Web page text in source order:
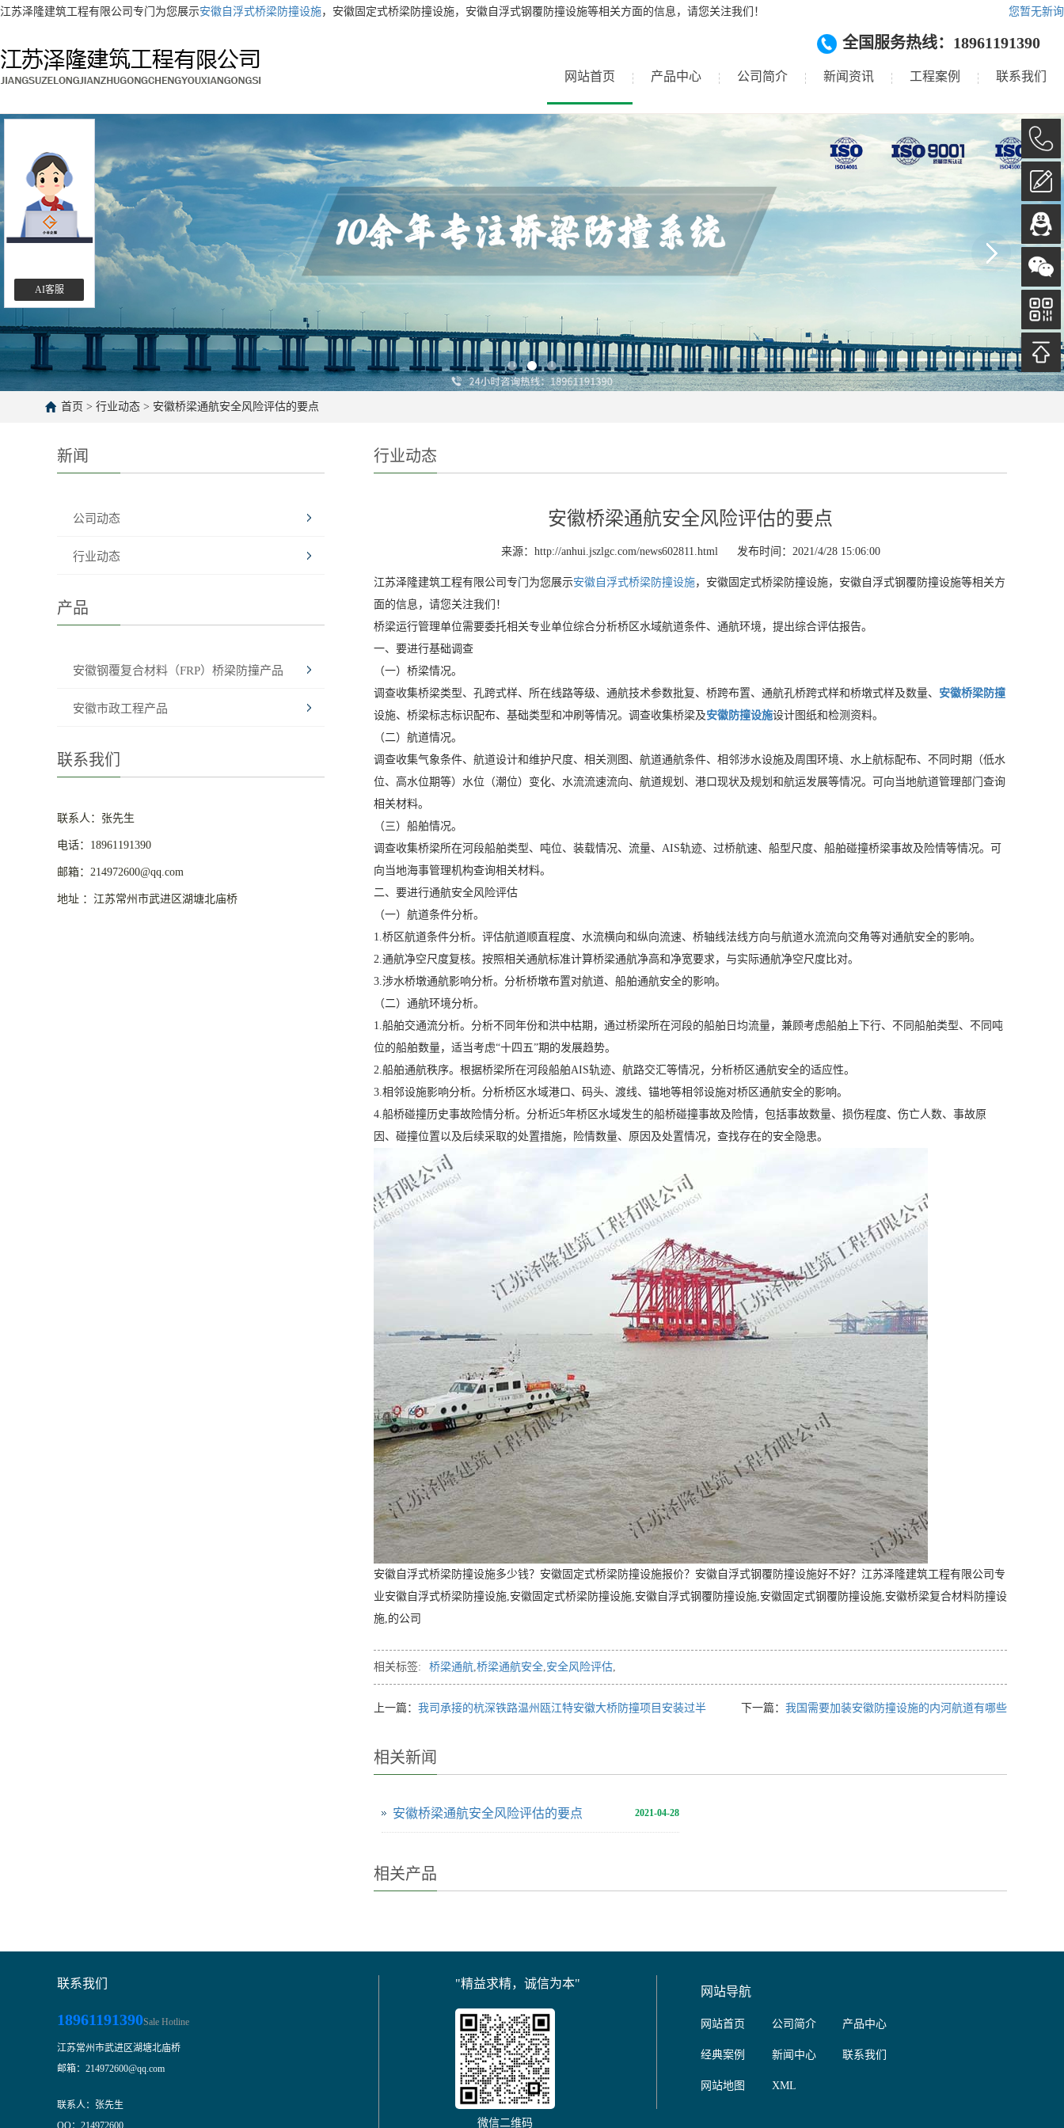
江苏泽隆建筑工程有限公司专门为您展示安徽自浮式桥梁防撞设施，安徽固定式桥梁防撞设施，安徽自浮式钢覆防撞设施等相关方面的信息，请您关注我们！ 您暂无新
网站首页 产品中心 公司简介 新闻资讯 工程案例 联系我们
全国服务热线：18961191390
首页 > 行业动态 > 安徽桥梁通航安全风险评估的要点
新闻
公司动态
行业动态
产品
安徽钢覆复合材料（FRP）桥梁防撞产品
安徽市政工程产品
联系我们
联系人：张先生
电话：18961191390
邮箱：214972600@qq.com
地址 ：江苏常州市武进区湖塘北庙桥
行业动态
安徽桥梁通航安全风险评估的要点
来源：http://anhui.jszlgc.com/news602811.html 发布时间：2021/4/28 15:06:00
江苏泽隆建筑工程有限公司专门为您展示安徽自浮式桥梁防撞设施，安徽固定式桥梁防撞设施，安徽自浮式钢覆防撞设施等相关方
面的信息，请您关注我们！
桥梁运行管理单位需要委托相关专业单位综合分析桥区水域航道条件、通航环境，提出综合评估报告。
一、要进行基础调查
（一）桥梁情况。
调查收集桥梁类型、孔跨式样、所在线路等级、通航技术参数批复、桥跨布置、通航孔桥跨式样和桥墩式样及数量、 安徽桥梁防撞
设施、桥梁标志标识配布、基础类型和冲刷等情况。调查收集桥梁及安徽防撞设施设计图纸和检测资料。
（二）航道情况。
调查收集气象条件、航道设计和维护尺度、相关测图、航道通航条件、相邻涉水设施及周围环境、水上航标配布、不同时期（低水
位、高水位期等）水位（潮位）变化、水流流速流向、航道规划、港口现状及规划和航运发展等情况。可向当地航道管理部门查询
相关材料。
（三）船舶情况。
调查收集桥梁所在河段船舶类型、吨位、装载情况、流量、AIS轨迹、过桥航速、船型尺度、船舶碰撞桥梁事故及险情等情况。可
向当地海事管理机构查询相关材料。
二、要进行通航安全风险评估
（一）航道条件分析。
1.桥区航道条件分析。评估航道顺直程度、水流横向和纵向流速、桥轴线法线方向与航道水流流向交角等对通航安全的影响。
2.通航净空尺度复核。按照相关通航标准计算桥梁通航净高和净宽要求，与实际通航净空尺度比对。
3.涉水桥墩通航影响分析。分析桥墩布置对航道、船舶通航安全的影响。
（二）通航环境分析。
1.船舶交通流分析。分析不同年份和洪中枯期，通过桥梁所在河段的船舶日均流量，兼顾考虑船舶上下行、不同船舶类型、不同吨
位的船舶数量，适当考虑“十四五”期的发展趋势。
2.船舶通航秩序。根据桥梁所在河段船舶AIS轨迹、航路交汇等情况，分析桥区通航安全的适应性。
3.相邻设施影响分析。分析桥区水域港口、码头、渡线、锚地等相邻设施对桥区通航安全的影响。
4.船桥碰撞历史事故险情分析。分析近5年桥区水域发生的船桥碰撞事故及险情，包括事故数量、损伤程度、伤亡人数、事故原
因、碰撞位置以及后续采取的处置措施，险情数量、原因及处置情况，查找存在的安全隐患。
安徽自浮式桥梁防撞设施多少钱？安徽固定式桥梁防撞设施报价？安徽自浮式钢覆防撞设施好不好？江苏泽隆建筑工程有限公司专
业安徽自浮式桥梁防撞设施,安徽固定式桥梁防撞设施,安徽自浮式钢覆防撞设施,安徽固定式钢覆防撞设施,安徽桥梁复合材料防撞设
施,的公司
相关标签: 桥梁通航,桥梁通航安全,安全风险评估,
上一篇： 我司承接的杭深铁路温州瓯江特安徽大桥防撞项目安装过半 下一篇： 我国需要加装安徽防撞设施的内河航道有哪些
相关新闻
2021-04-28
安徽桥梁通航安全风险评估的要点
相关产品
联系我们
18961191390Sale Hotline
江苏常州市武进区湖塘北庙桥
邮箱：214972600@qq.com
联系人：张先生
"精益求精，诚信为本"
微信二维码
网站导航
网站首页 公司简介 产品中心
经典案例 新闻中心 联系我们
网站地图 XML
AI客服